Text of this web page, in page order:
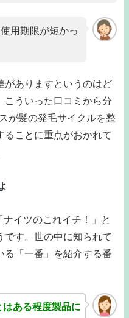
用期限が短かっ
がありますというのはど
こういった口コミから分
が髪の発毛サイクルを整
ることに重点がおかれて
イツのこれイチ！」と
です。世の中に知られて
る「一番」を紹介する番
ある程度製品に